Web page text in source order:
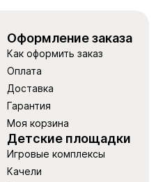
Оформление заказа
Как оформить заказ
Оплата
Доставка
Гарантия
Моя корзина
Детские площадки
Игровые комплексы
Качели